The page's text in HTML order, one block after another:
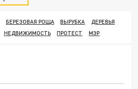
БЕРЕЗОВАЯ РОЩА ВЫРУБКА
ДЕРЕВЬЯ
НЕДВИЖИМОСТЬ ПРОТЕСТ МЭР